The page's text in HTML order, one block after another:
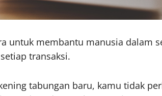
untuk membantu manusia dalam
transaksi.
tabungan baru, kamu tidak